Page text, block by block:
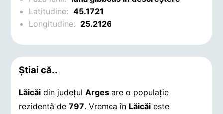
Latitudine:45.1721
Longitudine: 25.2126
Știai că..
Lăicăi din județulArges are o populație
rezidentă de797. Vremea în Lăicăi este